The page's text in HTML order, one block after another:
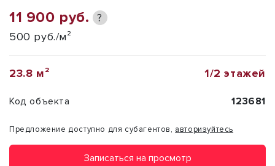
11 900 руб. ?
500 руб./м²
23.8 м² 1/2 этажей
Код объекта 123681
Предложение доступно для субагентов, авторизуйтесь
Записаться на просмотр